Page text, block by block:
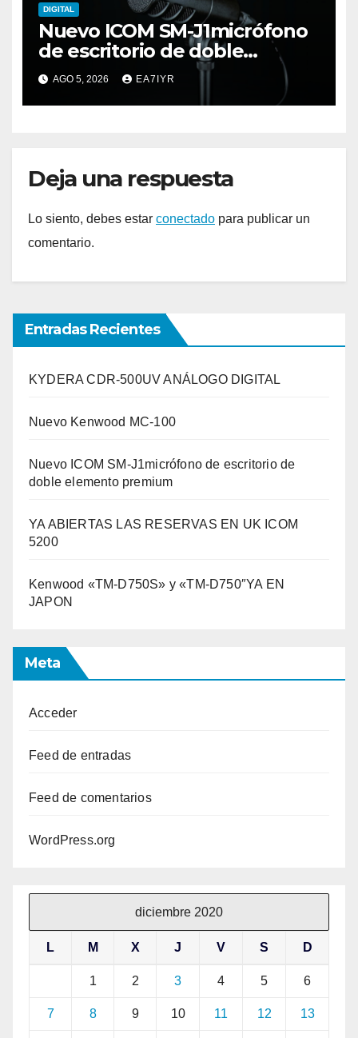
DIGITAL
Nuevo ICOM SM-J1micrófono
de escritorio de doble
elemento premium
AGO 5, 2026 EA7IYR
Deja una respuesta
Lo siento, debes estar conectado para publicar un
comentario.
Entradas Recientes
KYDERA CDR-500UV ANÁLOGO DIGITAL
Nuevo Kenwood MC-100
Nuevo ICOM SM-J1micrófono de escritorio de
doble elemento premium
YA ABIERTAS LAS RESERVAS EN UK ICOM
5200
Kenwood «TM-D750S» y «TM-D750″YA EN
JAPON
Meta
Acceder
Feed de entradas
Feed de comentarios
WordPress.org
diciembre 2020
L M X J V S D
1 2 3 4 5 6
7 8 9 10 11 12 13